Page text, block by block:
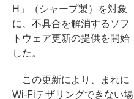
H」（シャープ製）を対象
に、不具合を解消するソフ
トウェア更新の提供を開始
した。
この更新により、まれに
Wi-Fiテザリングできない場